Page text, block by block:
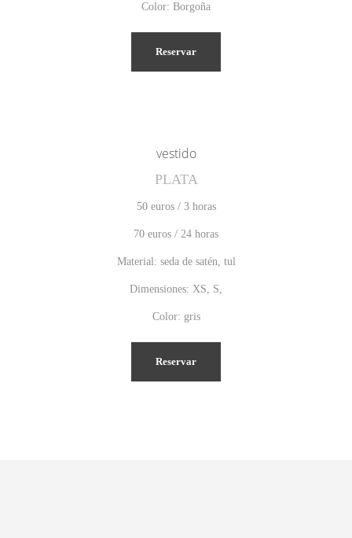
Color: Borgoña
Reservar
vestido
PLATA
50 euros / 3 horas
70 euros / 24 horas
Material: seda de satén, tul
Dimensiones: XS, S,
Color: gris
Reservar